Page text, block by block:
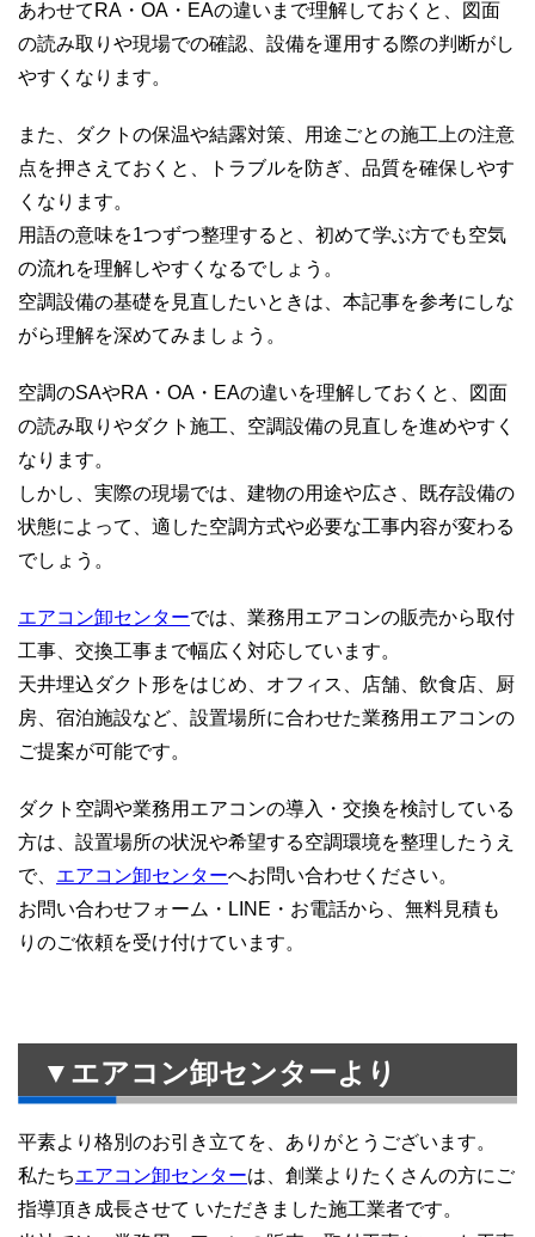
あわせてRA・OA・EAの違いまで理解しておくと、図面
の読み取りや現場での確認、設備を運用する際の判断がし
やすくなります。
また、ダクトの保温や結露対策、用途ごとの施工上の注意
点を押さえておくと、トラブルを防ぎ、品質を確保しやす
くなります。
用語の意味を1つずつ整理すると、初めて学ぶ方でも空気
の流れを理解しやすくなるでしょう。
空調設備の基礎を見直したいときは、本記事を参考にしな
がら理解を深めてみましょう。
空調のSAやRA・OA・EAの違いを理解しておくと、図面
の読み取りやダクト施工、空調設備の見直しを進めやすく
なります。
しかし、実際の現場では、建物の用途や広さ、既存設備の
状態によって、適した空調方式や必要な工事内容が変わる
でしょう。
エアコン卸センターでは、業務用エアコンの販売から取付
工事、交換工事まで幅広く対応しています。
天井埋込ダクト形をはじめ、オフィス、店舗、飲食店、厨
房、宿泊施設など、設置場所に合わせた業務用エアコンの
ご提案が可能です。
ダクト空調や業務用エアコンの導入・交換を検討している
方は、設置場所の状況や希望する空調環境を整理したうえ
で、 エアコン卸センターへお問い合わせください。
お問い合わせフォーム・LINE・お電話から、無料見積も
りのご依頼を受け付けています。
▼エアコン卸センターより
平素より格別のお引き立てを、ありがとうございます。
私たちエアコン卸センターは、創業よりたくさんの方にご
指導頂き成長させて いただきました施工業者です。